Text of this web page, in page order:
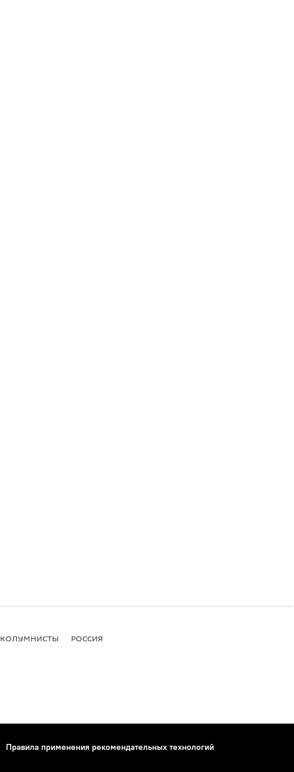
КОЛУМНИСТЫ РОССИЯ
Правила применения рекомендательных технологий